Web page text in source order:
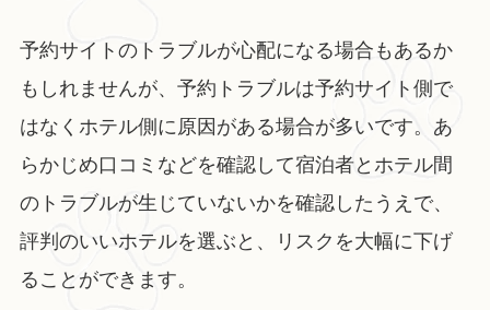
予約サイトのトラブルが心配になる場合もあるか
もしれませんが、予約トラブルは予約サイト側で
はなくホテル側に原因がある場合が多いです。あ
らかじめ口コミなどを確認して宿泊者とホテル間
のトラブルが生じていないかを確認したうえで、
評判のいいホテルを選ぶと、リスクを大幅に下げ
ることができます。